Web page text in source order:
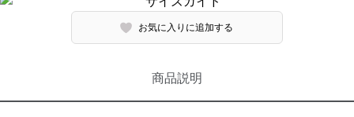
お気に入りに追加する
商品説明